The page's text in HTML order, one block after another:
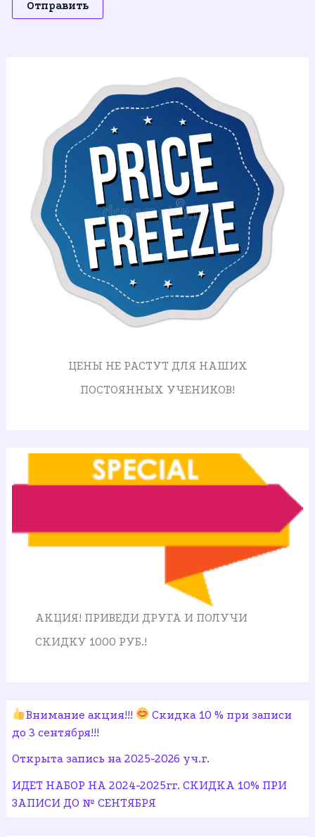
ЦЕНЫ НЕ РАСТУТ ДЛЯ НАШИХ
ПОСТОЯННЫХ УЧЕНИКОВ!
АКЦИЯ! ПРИВЕДИ ДРУГА И ПОЛУЧИ
СКИДКУ 1000 РУБ.!
Внимание акция!!!
Скидка 10 % при записи
до 3 сентября!!!
Открыта запись на 2025-2026 уч.г.
ИДЕТ НАБОР НА 2024-2025гг. СКИДКА 10% ПРИ
ЗАПИСИ ДО № СЕНТЯБРЯ